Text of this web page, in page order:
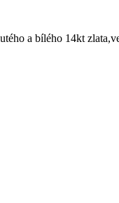
a bílého 14kt